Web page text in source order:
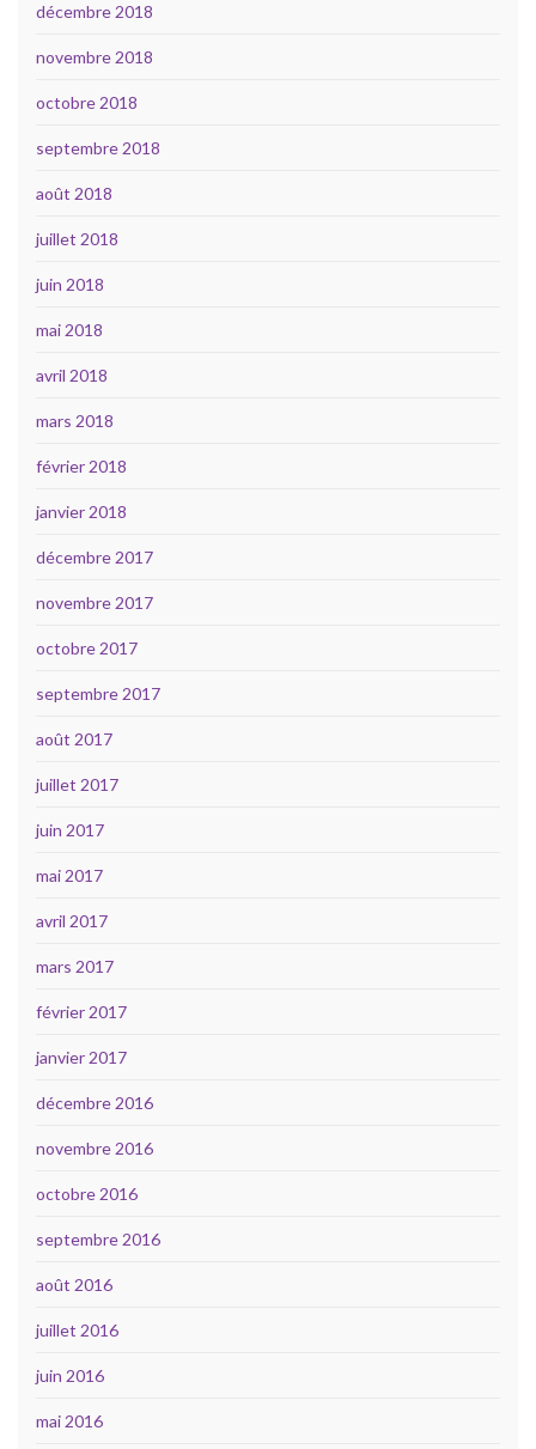
décembre 2018
novembre 2018
octobre 2018
septembre 2018
août 2018
juillet 2018
juin 2018
mai 2018
avril 2018
mars 2018
février 2018
janvier 2018
décembre 2017
novembre 2017
octobre 2017
septembre 2017
août 2017
juillet 2017
juin 2017
mai 2017
avril 2017
mars 2017
février 2017
janvier 2017
décembre 2016
novembre 2016
octobre 2016
septembre 2016
août 2016
juillet 2016
juin 2016
mai 2016